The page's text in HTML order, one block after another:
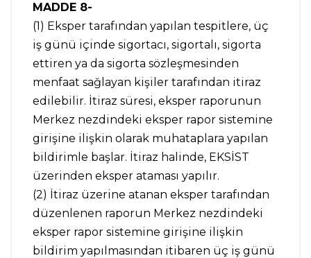
MADDE 8-
(1) Eksper tarafından yapılan tespitlere, üç
iş günü içinde sigortacı, sigortalı, sigorta
ettiren ya da sigorta sözleşmesinden
menfaat sağlayan kişiler tarafından itiraz
edilebilir. İtiraz süresi, eksper raporunun
Merkez nezdindeki eksper rapor sistemine
girişine ilişkin olarak muhataplara yapılan
bildirimle başlar. İtiraz halinde, EKSİST
üzerinden eksper ataması yapılır.
(2) İtiraz üzerine atanan eksper tarafından
düzenlenen raporun Merkez nezdindeki
eksper rapor sistemine girişine ilişkin
bildirim yapılmasından itibaren üç iş günü